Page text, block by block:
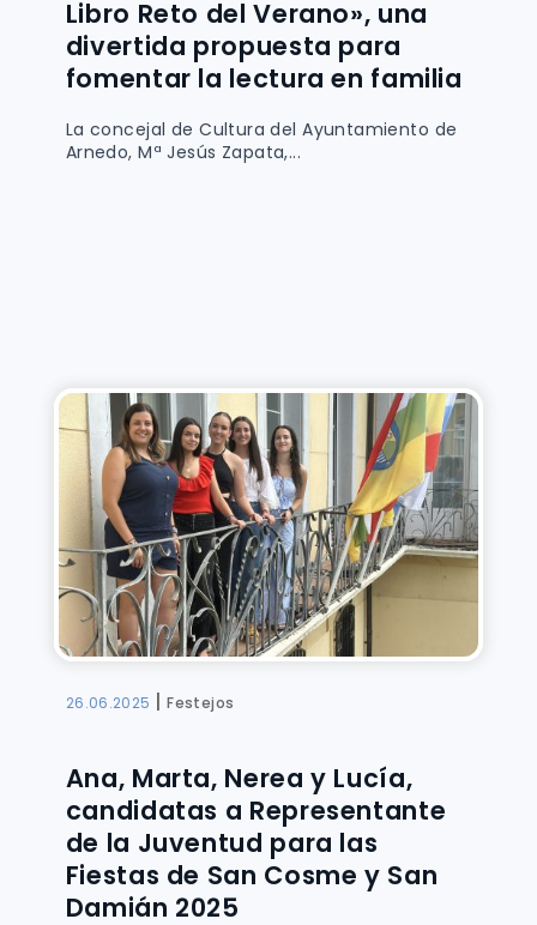
Libro Reto del Verano», una
divertida propuesta para
fomentar la lectura en familia
La concejal de Cultura del Ayuntamiento de
Arnedo, Mª Jesús Zapata,...
26.06.2025 |Festejos
Ana, Marta, Nerea y Lucía,
candidatas a Representante
de la Juventud para las
Fiestas de San Cosme y San
Damián 2025